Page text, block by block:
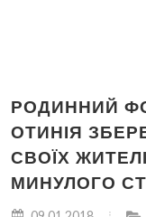
РОДИННИЙ
ОТИНІЯ
СВОЇХ
МИНУЛОГО